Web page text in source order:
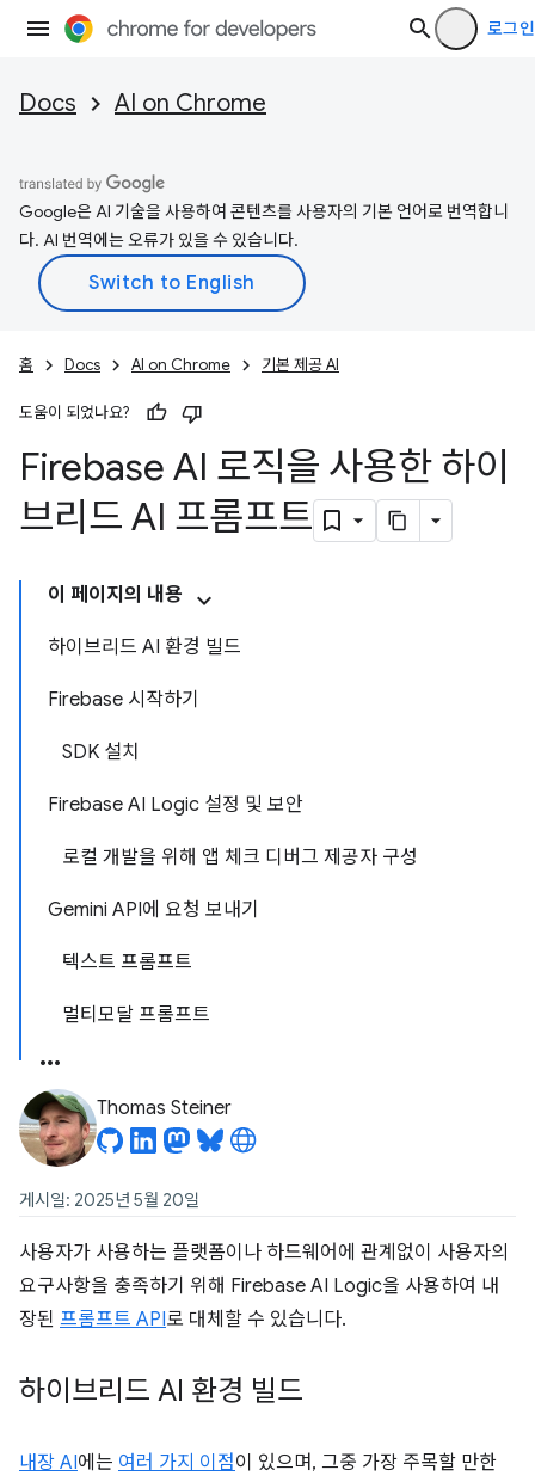
로그인
Docs AI on Chrome
Google은 AI 기술을 사용하여 콘텐츠를 사용자의 기본 언어로 번역합니
다. AI 번역에는 오류가 있을 수 있습니다.
홈 Docs AI on Chrome 기본 제공 AI
도움이 되었나요?
Firebase AI 로직을 사용한 하이
브리드 AI 프롬프트
이 페이지의 내용
하이브리드 AI 환경 빌드
Firebase 시작하기
SDK 설치
Firebase AI Logic 설정 및 보안
로컬 개발을 위해 앱 체크 디버그 제공자 구성
Gemini API에 요청 보내기
텍스트 프롬프트
멀티모달 프롬프트
Thomas Steiner
게시일: 2025년 5월 20일
사용자가 사용하는 플랫폼이나 하드웨어에 관계없이 사용자의
요구사항을 충족하기 위해 Firebase AI Logic을 사용하여 내
장된 프롬프트 API로 대체할 수 있습니다.
하이브리드 AI 환경 빌드
내장 AI에는 여러 가지 이점이 있으며, 그중 가장 주목할 만한